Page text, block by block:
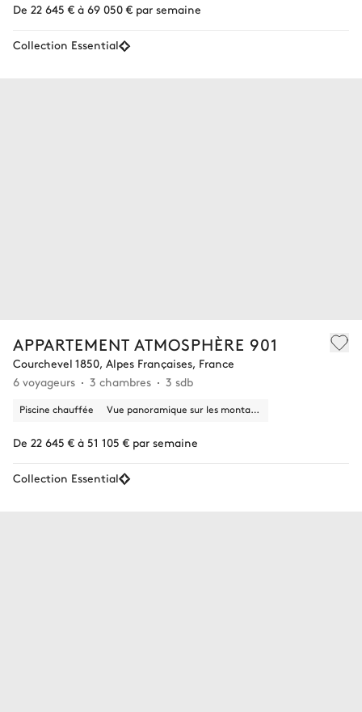
De 22 645 € à 69 050 € par semaine
Collection Essential
APPARTEMENT ATMOSPHÈRE 901
Courchevel 1850, Alpes Françaises, France
6 voyageurs
3 chambres 3 sdb
Piscine chauffée Vue panoramique sur les montagnes
De 22 645 € à 51 105 € par semaine
Collection Essential